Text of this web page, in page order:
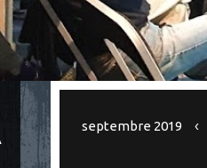
septembre 2019